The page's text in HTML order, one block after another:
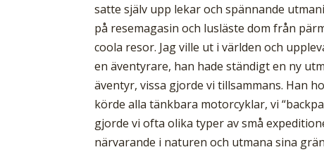
satte själv upp lekar och spännande
på resemagasin och lusläste dom från
coola resor. Jag ville ut i världen och
en äventyrare, han hade ständigt en ny
äventyr, vissa gjorde vi tillsammans. Han
körde alla tänkbara motorcyklar, vi
gjorde vi ofta olika typer av små
närvarande i naturen och utmana sina